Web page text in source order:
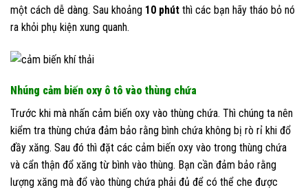
một cách dễ dàng. Sau khoảng 10 phút thì các bạn hãy tháo bỏ nó
ra khỏi phụ kiện xung quanh.
Nhúng cảm biến oxy ô tô vào thùng chứa
Trước khi mà nhấn cảm biến oxy vào thùng chứa. Thì chúng ta nên
kiểm tra thùng chứa đảm bảo rằng bình chứa không bị rò rỉ khi đổ
đầy xăng. Sau đó thì đặt các cảm biến oxy vào trong thùng chứa
và cẩn thận đổ xăng từ bình vào thùng. Bạn cần đảm bảo rằng
lượng xăng mà đổ vào thùng chứa phải đủ để có thể che được